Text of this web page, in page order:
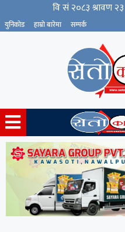
युनिकोड हाम्रो बारेमा सम्पर्क